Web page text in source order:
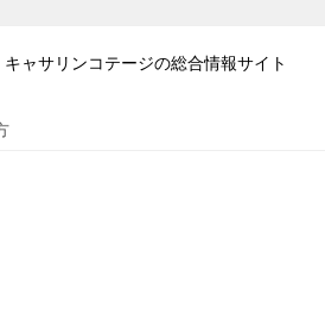
ャサリンコテージの総合情報サイト